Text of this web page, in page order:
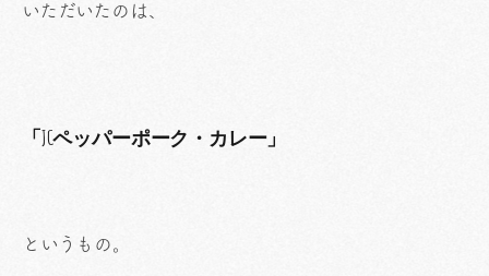
いただいたのは、
「JCペッパーポーク・カレー」
というもの。